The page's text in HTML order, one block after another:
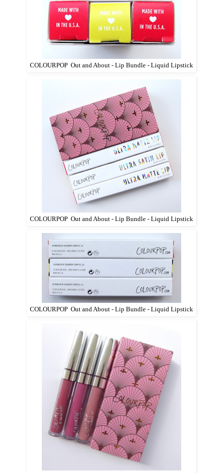
COLOURPOP Out and About - Lip Bundle - Liquid Lipstick
COLOURPOP Out and About - Lip Bundle - Liquid Lipstick
COLOURPOP Out and About - Lip Bundle - Liquid Lipstick